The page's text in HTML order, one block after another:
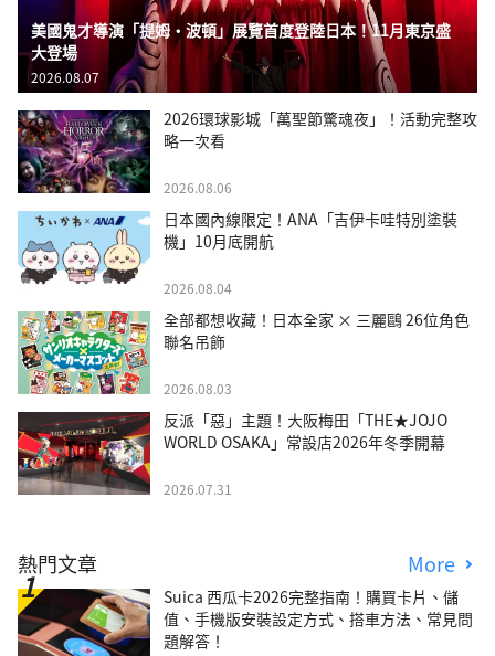
美國鬼才導演「提姆・波頓」展覽首度登陸日本！11月東京盛
大登場
2026.08.07
2026環球影城「萬聖節驚魂夜」！活動完整攻
略一次看
2026.08.06
日本國內線限定！ANA「吉伊卡哇特別塗裝
機」10月底開航
2026.08.04
全部都想收藏！日本全家 × 三麗鷗 26位角色
聯名吊飾
2026.08.03
反派「惡」主題！大阪梅田「THE★JOJO
WORLD OSAKA」常設店2026年冬季開幕
2026.07.31
熱門文章 More
Suica 西瓜卡2026完整指南！購買卡片、儲
值、手機版安裝設定方式、搭車方法、常見問
題解答！